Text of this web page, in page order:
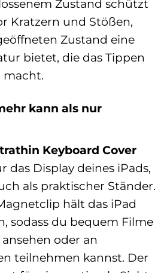
Zustand schützt
Kratzern und Stößen,
Zustand eine
bietet, die das Tippen
macht.
kann als nur
Keyboard Cover
Display deines iPads,
als praktischer Ständer.
hält das iPad
sodass du bequem Filme
oder an
teilnehmen kannst. Der